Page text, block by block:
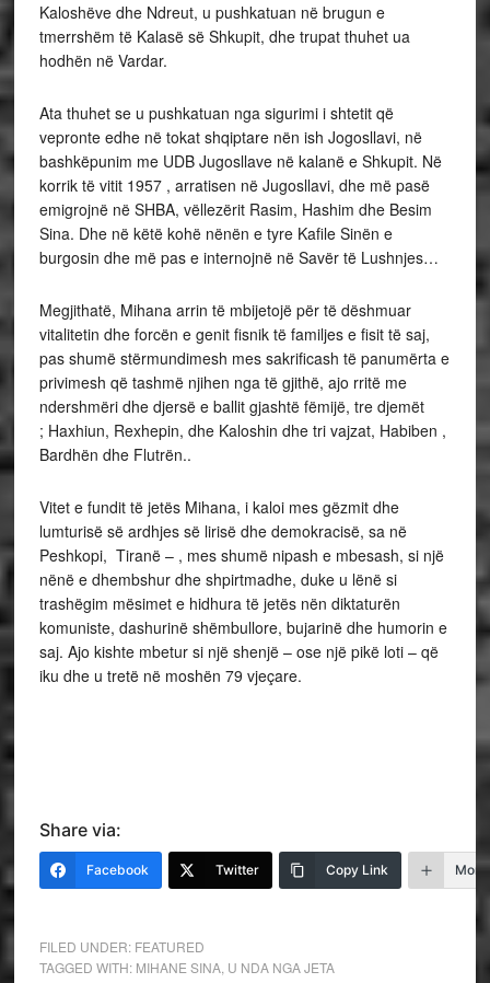
Kaloshëve dhe Ndreut, u pushkatuan në brugun e
tmerrshëm të Kalasë së Shkupit, dhe trupat thuhet ua
hodhën në Vardar.
Ata thuhet se u pushkatuan nga sigurimi i shtetit që
vepronte edhe në tokat shqiptare nën ish Jogosllavi, në
bashkëpunim me UDB Jugosllave në kalanë e Shkupit. Në
korrik të vitit 1957 , arratisen në Jugosllavi, dhe më pasë
emigrojnë në SHBA, vëllezërit Rasim, Hashim dhe Besim
Sina. Dhe në këtë kohë nënën e tyre Kafile Sinën e
burgosin dhe më pas e internojnë në Savër të Lushnjes…
Megjithatë, Mihana arrin të mbijetojë për të dëshmuar
vitalitetin dhe forcën e genit fisnik të familjes e fisit të saj,
pas shumë stërmundimesh mes sakrificash të panumërta e
privimesh që tashmë njihen nga të gjithë, ajo rritë me
ndershmëri dhe djersë e ballit gjashtë fëmijë, tre djemët
; Haxhiun, Rexhepin, dhe Kaloshin dhe tri vajzat, Habiben ,
Bardhën dhe Flutrën..
Vitet e fundit të jetës Mihana, i kaloi mes gëzmit dhe
lumturisë së ardhjes së lirisë dhe demokracisë, sa në
Peshkopi, Tiranë – , mes shumë nipash e mbesash, si një
nënë e dhembshur dhe shpirtmadhe, duke u lënë si
trashëgim mësimet e hidhura të jetës nën diktaturën
komuniste, dashurinë shëmbullore, bujarinë dhe humorin e
saj. Ajo kishte mbetur si një shenjë – ose një pikë loti – që
iku dhe u tretë në moshën 79 vjeçare.
Share via:
Facebook Twitter Copy Link More
FILED UNDER: FEATURED
TAGGED WITH: MIHANE SINA, U NDA NGA JETA